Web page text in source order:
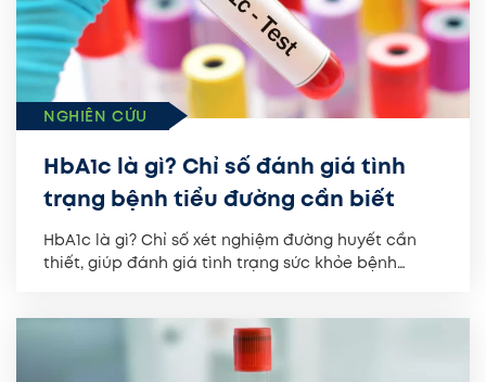
NGHIÊN CỨU
HbA1c là gì? Chỉ số đánh giá tình
trạng bệnh tiểu đường cần biết
HbA1c là gì? Chỉ số xét nghiệm đường huyết cần
thiết, giúp đánh giá tình trạng sức khỏe bệnh